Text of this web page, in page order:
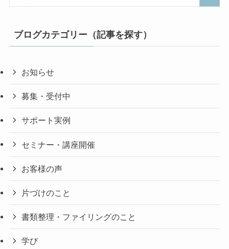
ブログカテゴリー（記事を探す）
お知らせ
募集・受付中
サポート実例
セミナー・講座開催
お客様の声
片づけのこと
書類整理・ファイリングのこと
学び